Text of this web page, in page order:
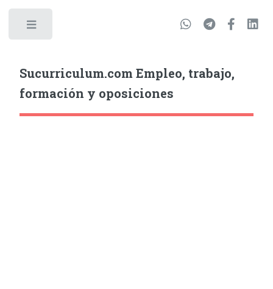
Sucurriculum.com Empleo, trabajo,
formación y oposiciones